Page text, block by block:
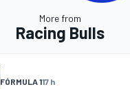
More from
Racing Bulls
FÓRMULA 117 h